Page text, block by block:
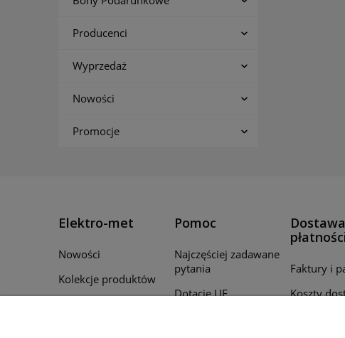
Producenci
Wyprzedaż
Nowości
Promocje
Elektro-met
Nowości
Kolekcje produktów
Pomoc
Najczęściej zadawane
pytania
Dotacje UE
płatności
Faktury i
Koszty